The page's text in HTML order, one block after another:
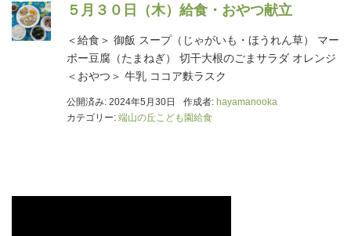
５月３０日（木）給食・おやつ献立
＜給食＞ 御飯 スープ（じゃがいも・ほうれん草） マー
ボー豆腐（たまねぎ） 切干大根のごまサラダ オレンジ
＜おやつ＞ 牛乳 ココア麩ラスク
公開済み: 2024年5月30日 作成者: hayamanooka
カテゴリー: 端山の丘こども園給食